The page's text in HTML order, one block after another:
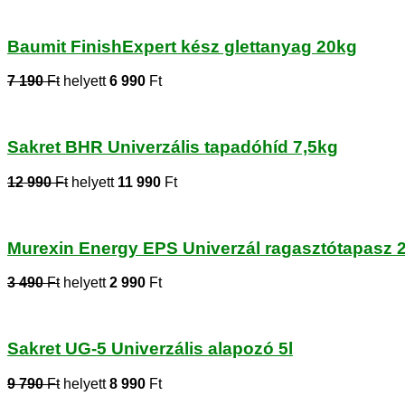
Baumit FinishExpert kész glettanyag 20kg
7 190 Fthelyett6 990 Ft
Sakret BHR Univerzális tapadóhíd 7,5kg
12 990 Fthelyett 11 990 Ft
Murexin Energy EPS Univerzál ragasztótapasz
3 490 Fthelyett2 990 Ft
Sakret UG-5 Univerzális alapozó 5l
9 790 Fthelyett8 990 Ft